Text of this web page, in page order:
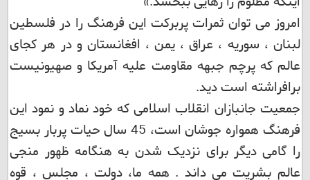
امروز می توان ثمرات پربرکت این فرهنگ را در فلسطین
لبنان ، سوریه ، عراق ، یمن ، افغانستان و در هر کجای
عالم که پرچم جبهه مقاومت علیه آمریکا و صهیونیست
برافراشته است دید.
جمعیت جانبازان انقلاب اسلامی که خود نماد و نمود این
فرهنگ همواره جوشان است، 45 سال حیات پربار بسیج
را گامی دیگر برای نزدیک شدن به هنگامه ظهور منجی
عالم بشریت می داند . همه ما، دولت ، مجلس ، قوه